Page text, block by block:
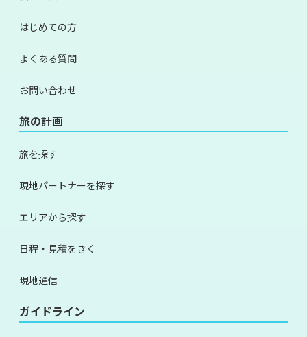
はじめての方
よくある質問
お問い合わせ
旅の計画
旅を探す
現地パートナーを探す
エリアから探す
日程・見積をきく
現地通信
ガイドライン